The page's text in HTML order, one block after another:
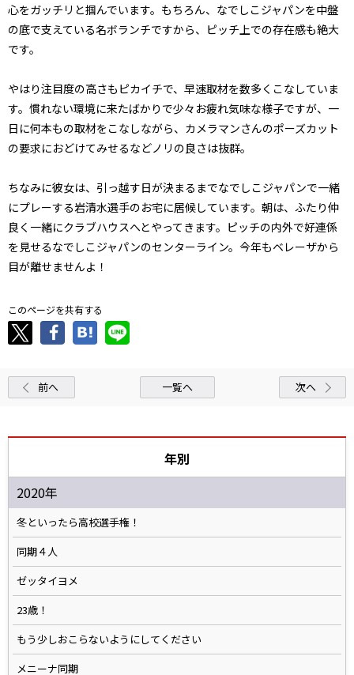
心をガッチリと掴んでいます。もちろん、なでしこジャパンを中盤
の底で支えている名ボランチですから、ピッチ上での存在感も絶大
です。
やはり注目度の高さもピカイチで、早速取材を数多くこなしていま
す。慣れない環境に来たばかりで少々お疲れ気味な様子ですが、一
日に何本もの取材をこなしながら、カメラマンさんのポーズカット
の要求におどけてみせるなどノリの良さは抜群。
ちなみに彼女は、引っ越す日が決まるまでなでしこジャパンで一緒
にプレーする岩清水選手のお宅に居候しています。朝は、ふたり仲
良く一緒にクラブハウスへとやってきます。ピッチの内外で好連係
を見せるなでしこジャパンのセンターライン。今年もベレーザから
目が離せませんよ！
このページを共有する
前へ 一覧へ 次へ
年別
2020年
冬といったら高校選手権！
同期４人
ゼッタイヨメ
23歳！
もう少しおこらないようにしてください
メニーナ同期